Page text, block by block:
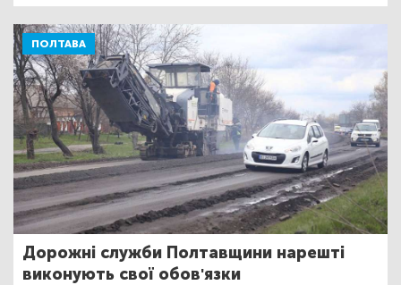
ПОЛТАВА
Дорожні служби Полтавщини нарешті
виконують свої обов'язки